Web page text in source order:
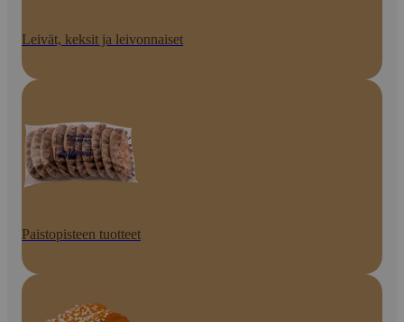
Leivät, keksit ja leivonnaiset
Paistopisteen tuotteet